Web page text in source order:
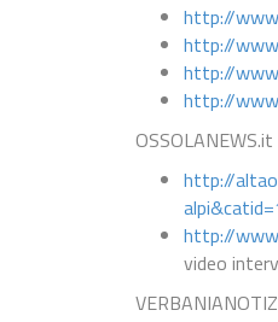
http://
http://
http://
http://
http://
http://
video